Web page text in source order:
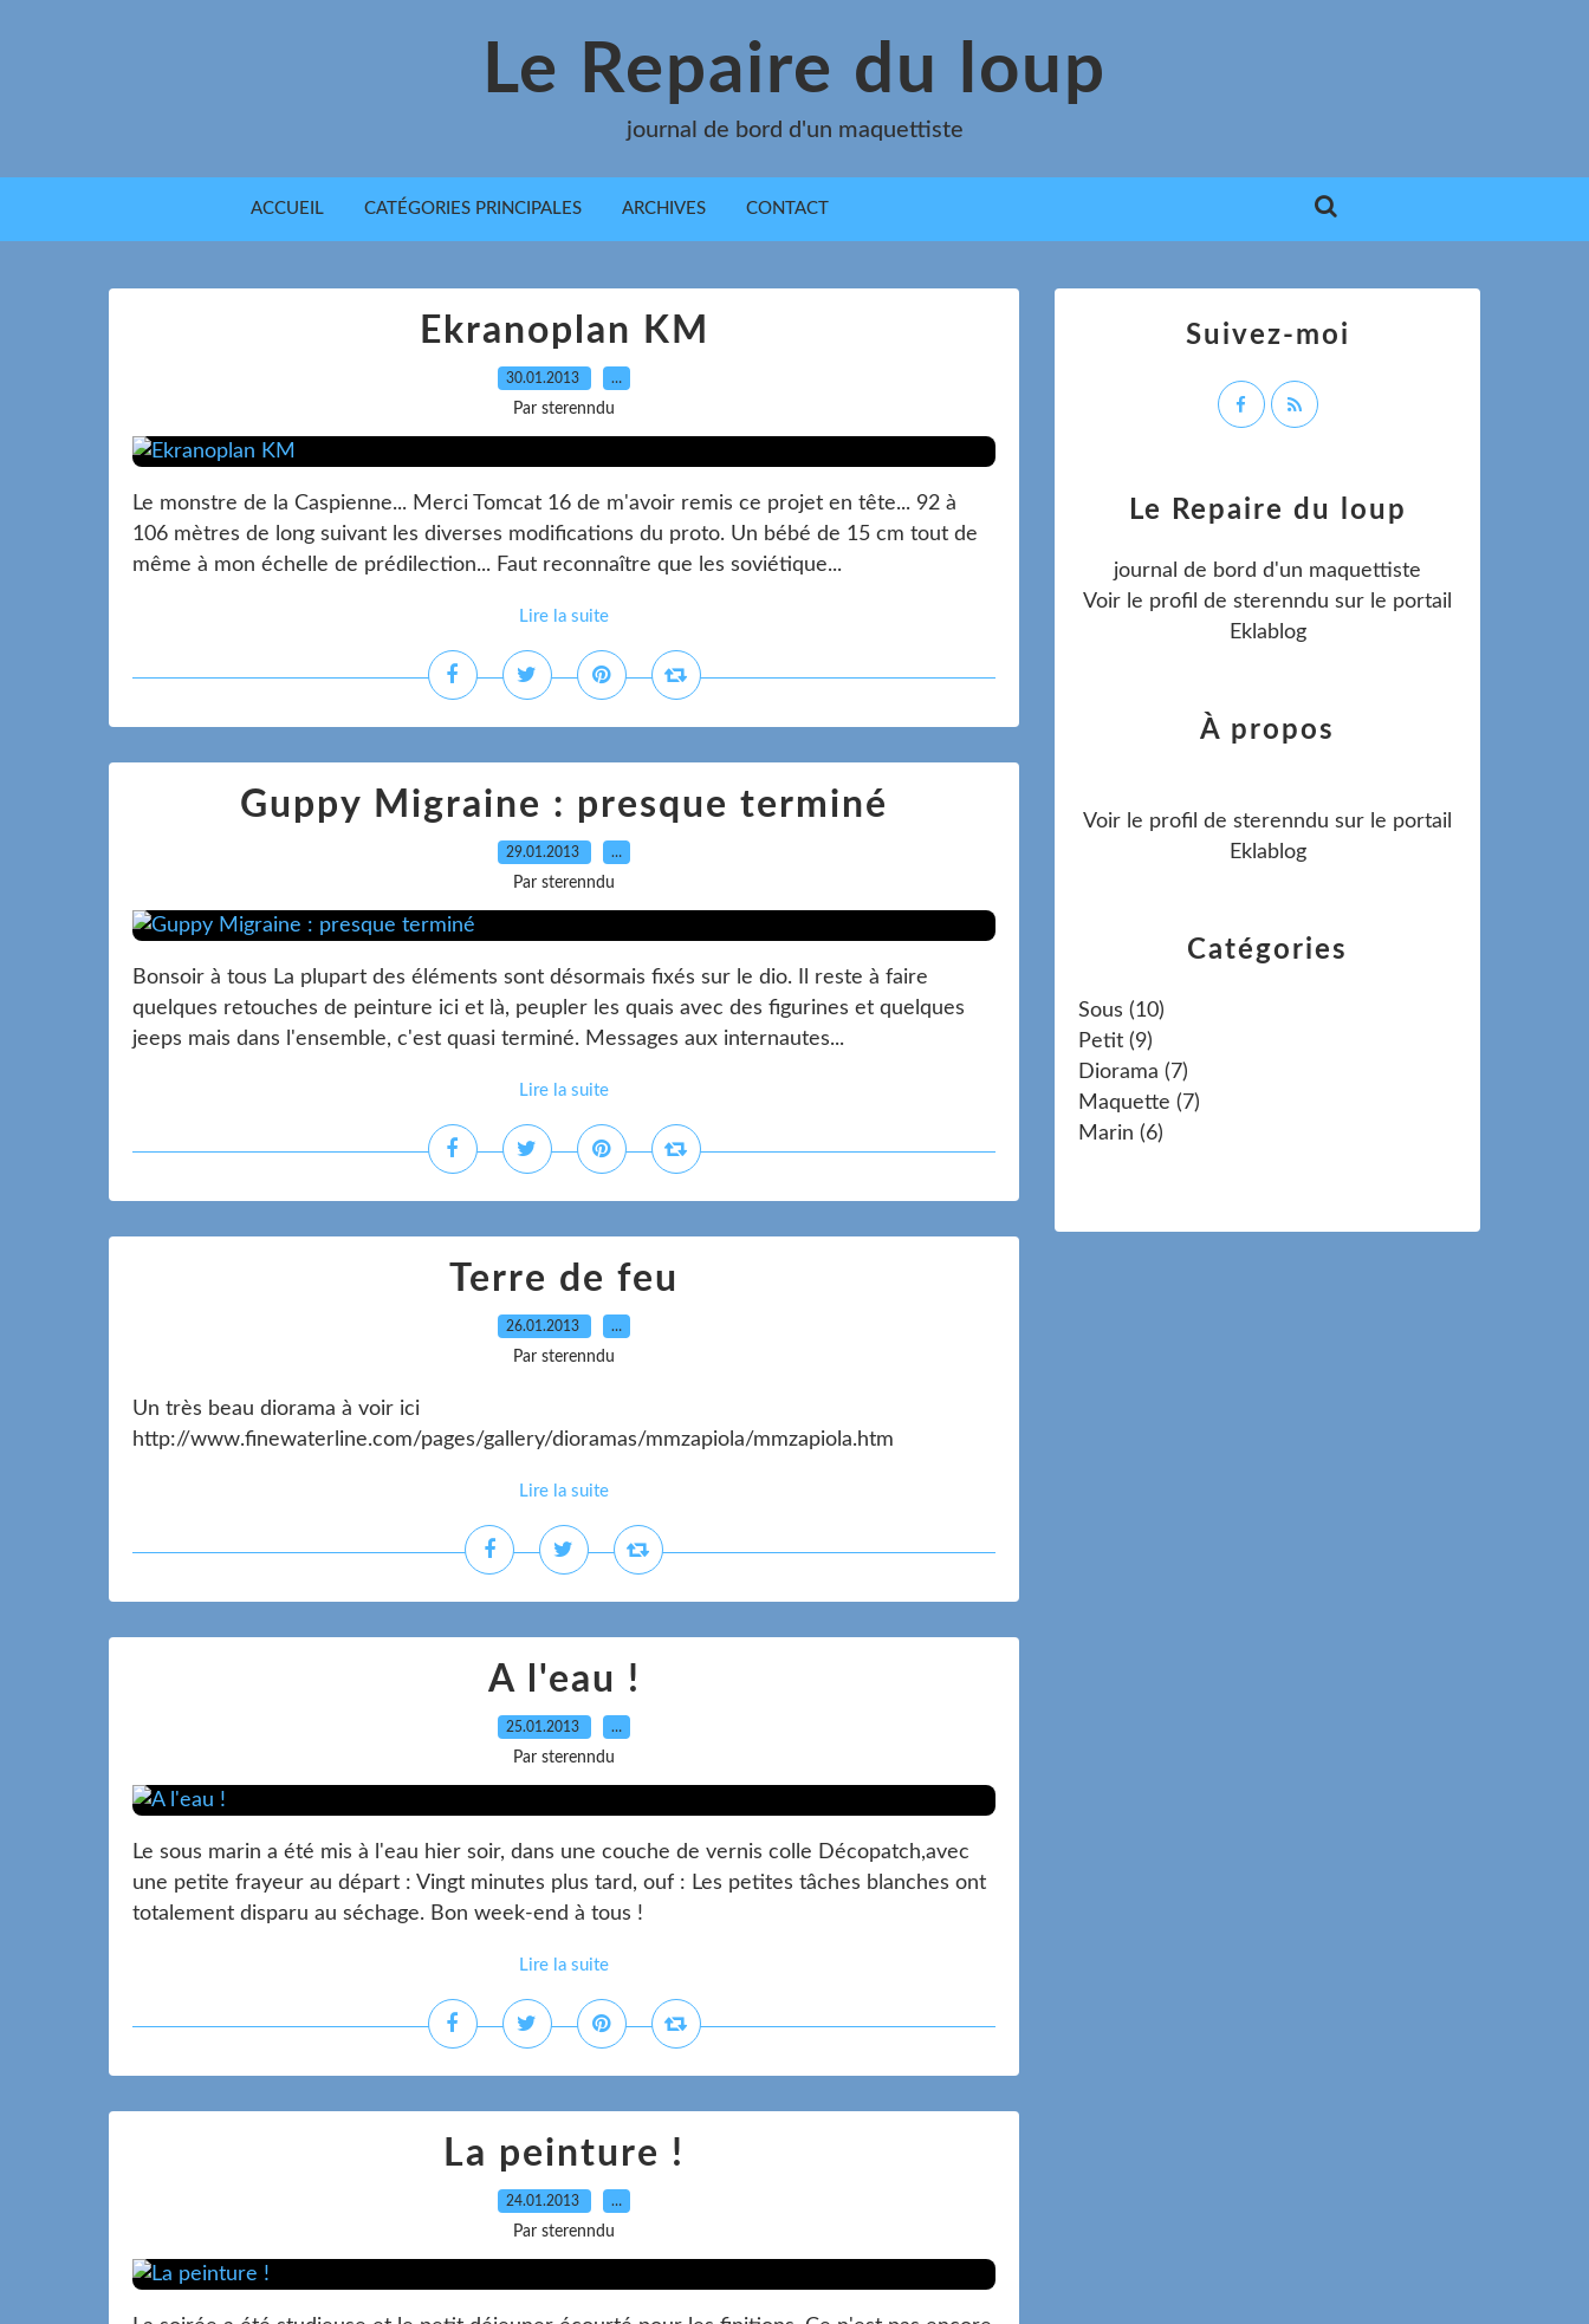
Le Repaire du loup
journal de bord d'un maquettiste
ACCUEIL CATÉGORIES PRINCIPALES ARCHIVES CONTACT
Ekranoplan KM
30.01.2013 …
Par sterenndu
Le monstre de la Caspienne... Merci Tomcat 16 de m'avoir remis ce projet en tête... 92 à
106 mètres de long suivant les diverses modifications du proto. Un bébé de 15 cm tout de
même à mon échelle de prédilection... Faut reconnaître que les soviétique...
Lire la suite
Guppy Migraine : presque terminé
29.01.2013 …
Par sterenndu
Bonsoir à tous La plupart des éléments sont désormais fixés sur le dio. Il reste à faire
quelques retouches de peinture ici et là, peupler les quais avec des figurines et quelques
jeeps mais dans l'ensemble, c'est quasi terminé. Messages aux internautes...
Lire la suite
Terre de feu
26.01.2013 …
Par sterenndu
Un très beau diorama à voir ici
http://www.finewaterline.com/pages/gallery/dioramas/mmzapiola/mmzapiola.htm
Lire la suite
A l'eau !
25.01.2013 …
Par sterenndu
Le sous marin a été mis à l'eau hier soir, dans une couche de vernis colle Décopatch,avec
une petite frayeur au départ : Vingt minutes plus tard, ouf : Les petites tâches blanches ont
totalement disparu au séchage. Bon week-end à tous !
Lire la suite
La peinture !
24.01.2013 …
Par sterenndu
Catégories
Sous (10)
Petit (9)
Diorama (7)
Maquette (7)
Marin (6)
Le Repaire du loup
journal de bord d'un maquettiste
Voir le profil de sterenndu sur le portail
Eklablog
Suivez-moi
À propos
Voir le profil de sterenndu sur le portail
Eklablog